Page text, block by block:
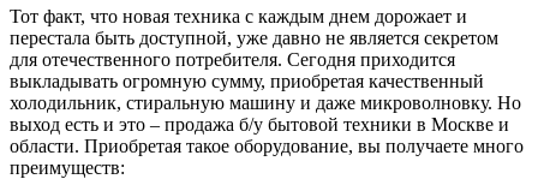
Тот факт, что новая техника с каждым днем дорожает и
перестала быть доступной, уже давно не является секретом
для отечественного потребителя. Сегодня приходится
выкладывать огромную сумму, приобретая качественный
холодильник, стиральную машину и даже микроволновку. Но
выход есть и это – продажа б/у бытовой техники в Москве и
области. Приобретая такое оборудование, вы получаете много
преимуществ: